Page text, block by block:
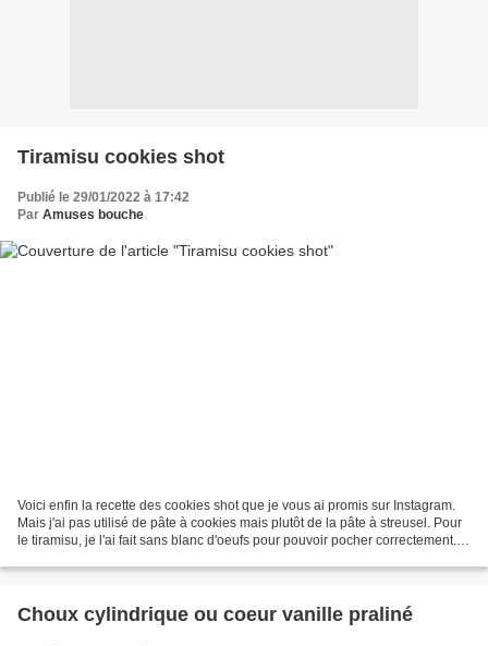
Tiramisu cookies shot
Publié le 29/01/2022 à 17:42
Par Amuses bouche
Voici enfin la recette des cookies shot que je vous ai promis sur Instagram.
Mais j'ai pas utilisé de pâte à cookies mais plutôt de la pâte à streusel. Pour
le tiramisu, je l'ai fait sans blanc d'oeufs pour pouvoir pocher correctement. Il
Choux cylindrique ou coeur vanille praliné